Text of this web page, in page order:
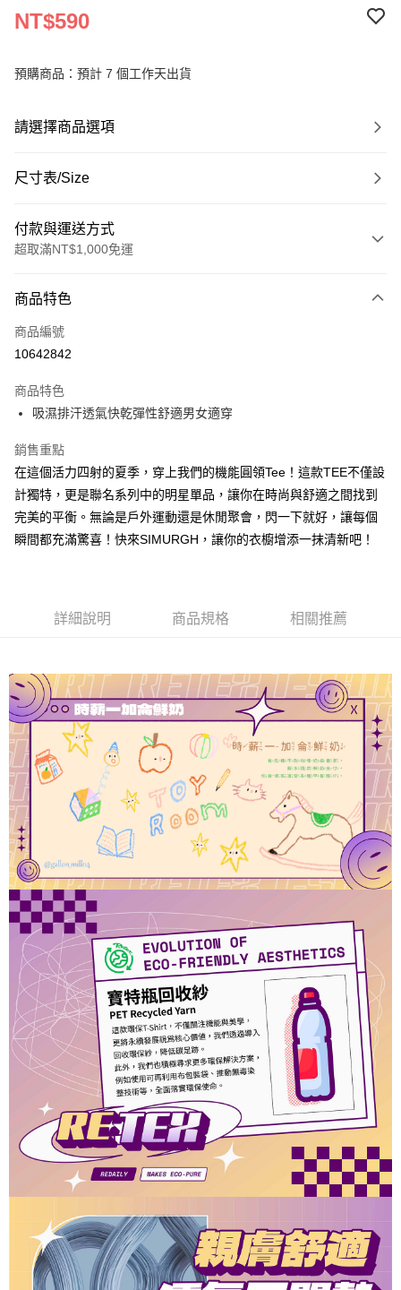
NT$590
預購商品：預計 7 個工作天出貨
請選擇商品選項
尺寸表/Size
付款與運送方式
超取滿NT$1,000免運
信用卡一次付款
超商取貨付款
Apple Pay
悠遊付
Google Pay
ATM付款
7-11取貨付款
每筆NT$60，滿NT$1,000(含以上)免運費
付款後7-11取貨
每筆NT$60，滿NT$1,000(含以上)免運費
宅配
每筆NT$120，滿NT$1,000(含以上)免運費
離島宅配
每筆NT$120，滿NT$1,000(含以上)免運費
國家/地區配送 查看運費
商品特色
商品編號
10642842
商品特色
吸濕排汗透氣快乾彈性舒適男女適穿
銷售重點
在這個活力四射的夏季，穿上我們的機能圓領Tee！這款TEE不僅設
計獨特，更是聯名系列中的明星單品，讓你在時尚與舒適之間找到
完美的平衡。無論是戶外運動還是休閒聚會，閃一下就好，讓每個
瞬間都充滿驚喜！快來SIMURGH，讓你的衣櫥增添一抹清新吧！
詳細說明 商品規格 相關推薦